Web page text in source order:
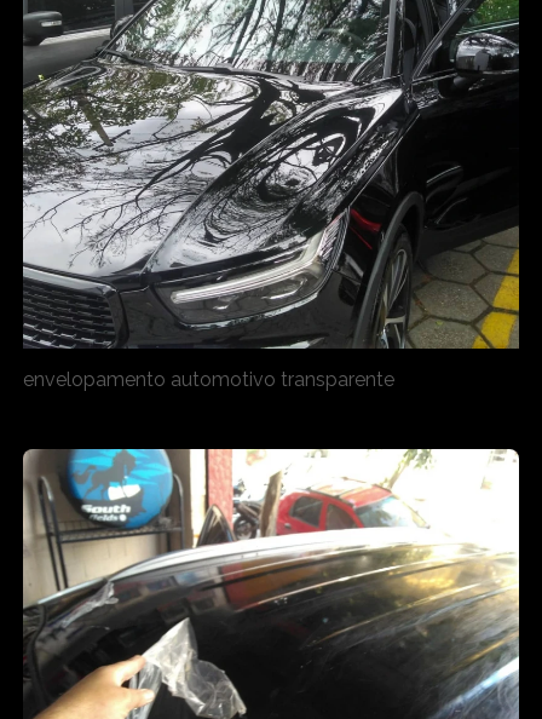
envelopamento automotivo transparente